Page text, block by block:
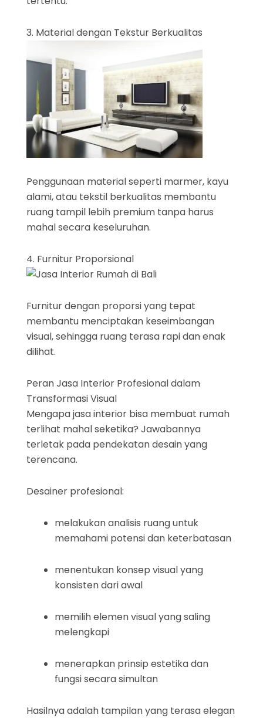
3. Material dengan Tekstur Berkualitas
Penggunaan material seperti marmer, kayu
alami, atau tekstil berkualitas membantu
ruang tampil lebih premium tanpa harus
mahal secara keseluruhan.
4. Furnitur Proporsional
Furnitur dengan proporsi yang tepat
membantu menciptakan keseimbangan
visual, sehingga ruang terasa rapi dan enak
dilihat.
Peran Jasa Interior Profesional dalam
Transformasi Visual
Mengapa jasa interior bisa membuat rumah
terlihat mahal seketika? Jawabannya
terletak pada pendekatan desain yang
terencana.
Desainer profesional:
melakukan analisis ruang untuk
memahami potensi dan keterbatasan
menentukan konsep visual yang
konsisten dari awal
memilih elemen visual yang saling
melengkapi
menerapkan prinsip estetika dan
fungsi secara simultan
Hasilnya adalah tampilan yang terasa elegan